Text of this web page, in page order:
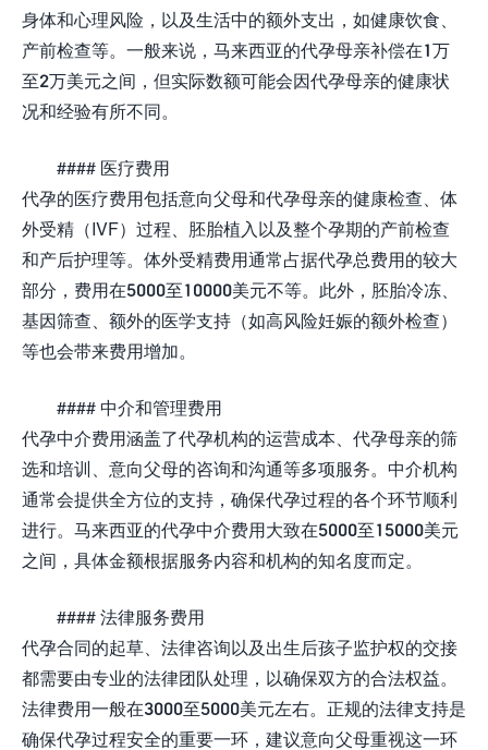
身体和心理风险，以及生活中的额外支出，如健康饮食、
产前检查等。一般来说，马来西亚的代孕母亲补偿在1万
至2万美元之间，但实际数额可能会因代孕母亲的健康状
况和经验有所不同。
#### 医疗费用
代孕的医疗费用包括意向父母和代孕母亲的健康检查、体
外受精（IVF）过程、胚胎植入以及整个孕期的产前检查
和产后护理等。体外受精费用通常占据代孕总费用的较大
部分，费用在5000至10000美元不等。此外，胚胎冷冻、
基因筛查、额外的医学支持（如高风险妊娠的额外检查）
等也会带来费用增加。
#### 中介和管理费用
代孕中介费用涵盖了代孕机构的运营成本、代孕母亲的筛
选和培训、意向父母的咨询和沟通等多项服务。中介机构
通常会提供全方位的支持，确保代孕过程的各个环节顺利
进行。马来西亚的代孕中介费用大致在5000至15000美元
之间，具体金额根据服务内容和机构的知名度而定。
#### 法律服务费用
代孕合同的起草、法律咨询以及出生后孩子监护权的交接
都需要由专业的法律团队处理，以确保双方的合法权益。
法律费用一般在3000至5000美元左右。正规的法律支持是
确保代孕过程安全的重要一环，建议意向父母重视这一环